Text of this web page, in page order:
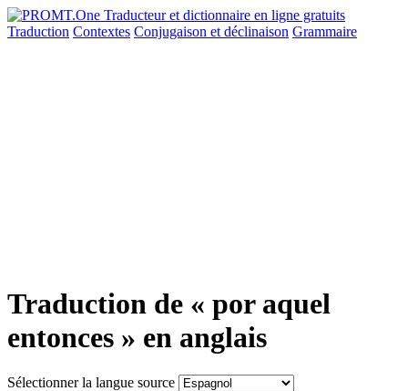
Traduction Contextes Conjugaison et déclinaison Grammaire
Traduction de « por aquel
entonces » en anglais
Sélectionner la langue source